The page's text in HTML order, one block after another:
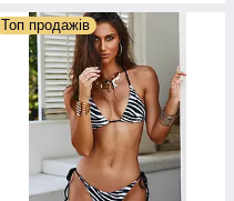
Топ продажів